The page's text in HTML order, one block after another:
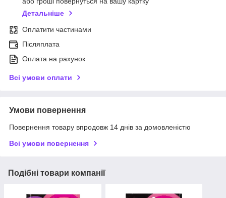
Детальніше
Оплатити частинами
Післяплата
Оплата на рахунок
Всі умови оплати
Умови повернення
Повернення товару впродовж 14 днів за домовленістю
Всі умови повернення
Подібні товари компанії